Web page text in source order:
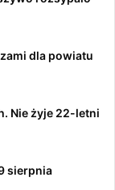
dla powiatu
Nie żyje 22-letni
sierpnia